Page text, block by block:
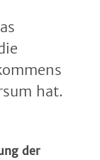
hat.
der